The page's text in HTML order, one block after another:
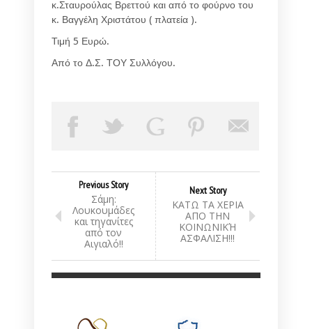
κ.Σταυρούλας Βρεττού και από το φούρνο του
κ. Βαγγέλη Χριστάτου ( πλατεία ).
Τιμή 5 Ευρώ.
Από το Δ.Σ. ΤΟΥ Συλλόγου.
Previous Story
Σάμη:
Λουκουμάδες
και τηγανίτες
από τον
Αιγιαλό!!
Next Story
ΚΑΤΩ ΤΑ ΧΕΡΙΑ
ΑΠΟ ΤΗΝ
ΚΟΙΝΩΝΙΚΉ
ΑΣΦΑΛΙΣΗ!!!